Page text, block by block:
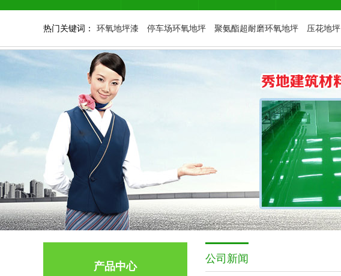
热门关键词： 环氧地坪漆 停车场环氧地坪 聚氨酯超耐磨环氧地坪 压花地坪
产品中心
公司新闻